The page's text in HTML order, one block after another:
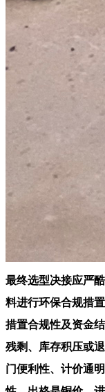
最终选型决接应严
料进行环保合规措
措置合规性及资金
残剩、库存积压或
门便利性、计价通